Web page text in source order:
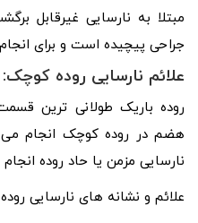
مبتلا به نارسایی غیرقابل
جراحی پیچیده است و برای
علائم نارسایی روده کوچک:
روده باریک طولانی ترین
هضم در روده کوچک انجام می
نارسایی مزمن یا حاد روده
علائم و نشانه های نارسایی